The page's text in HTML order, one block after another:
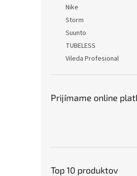
Nike
Storm
Suunto
TUBELESS
Vileda Profesional
Prijímame online
Top 10 produktov